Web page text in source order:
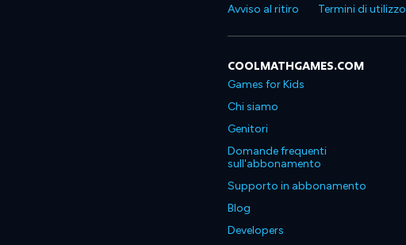
Avviso al ritiro
Termini di utilizzo
COOLMATHGAMES.COM
Games for Kids
Chi siamo
Genitori
Domande frequenti
sull'abbonamento
Supporto in abbonamento
Blog
Developers